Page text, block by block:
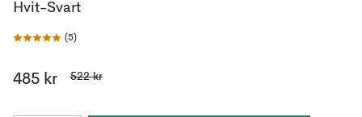
Hvit-Svart
(5)
485 kr 522 kr